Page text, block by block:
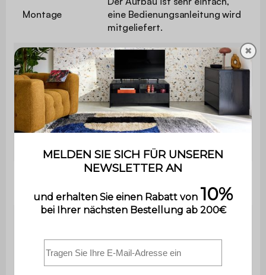
Montage
eine Bedienungsanleitung wird
mitgeliefert.
Maximale
Belastung
100 kg
Abmessungen B 40 x T 40 x H 50 cm
Abmessungen
Platten
(außen)
L 33,3 x H 15,5 cm
✖